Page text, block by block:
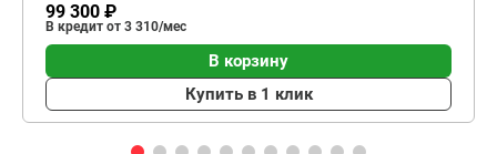
99 300 ₽
В кредит от 3 310/мес
В корзину
Купить в 1 клик